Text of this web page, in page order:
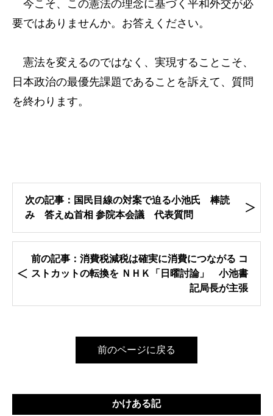
今こそ、この憲法の理念に基づく平和外交が必
要ではありませんか。お答えください。
憲法を変えるのではなく、実現することこそ、
日本政治の最優先課題であることを訴えて、質問
を終わります。
次の記事：国民目線の対案で迫る小池氏 棒読
み 答えぬ首相 参院本会議 代表質問
前の記事：消費税減税は確実に消費につながる コ
ストカットの転換を ＮＨＫ「日曜討論」 小池書
記局長が主張
前のページに戻る
かけある記